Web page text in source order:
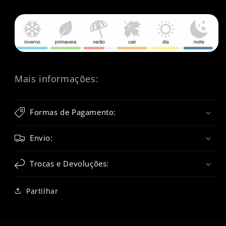
Mais informações:
Formas de Pagamento:
Envio:
Trocas e Devoluções:
Partilhar